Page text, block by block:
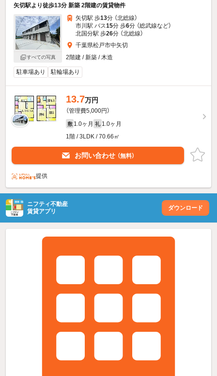
矢切駅より徒歩13分 新築 2階建の賃貸物件
すべての写真
矢切駅 歩13分 （北総線）
市川駅 バス15分 歩6分 （総武線など）
北国分駅 歩26分 （北総線）
千葉県松戸市中矢切
2階建 / 新築 / 木造
駐車場あり 駐輪場あり
13.7万円
（管理費5,000円）
敷 1.0ヶ月 礼 1.0ヶ月
1階 / 3LDK / 70.66㎡
お問い合わせ （無料）
提供
ニフティ不動産
賃貸アプリ
ダウンロード